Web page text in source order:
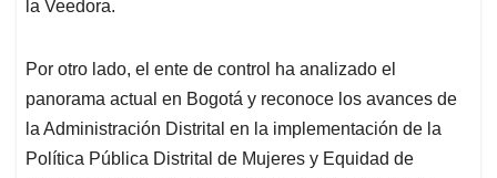
la Veedora.
Por otro lado, el ente de control ha analizado el
panorama actual en Bogotá y reconoce los avances de
la Administración Distrital en la implementación de la
Política Pública Distrital de Mujeres y Equidad de